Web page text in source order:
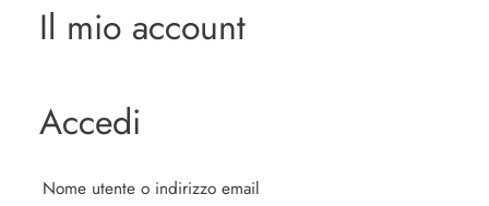
Il mio account
Accedi
Nome utente o indirizzo email